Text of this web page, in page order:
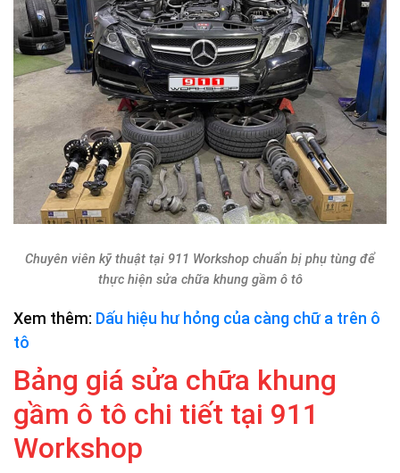
Chuyên viên kỹ thuật tại 911 Workshop chuẩn bị phụ tùng để
thực hiện sửa chữa khung gầm ô tô
Xem thêm: Dấu hiệu hư hỏng của càng chữ a trên ô
tô
Bảng giá sửa chữa khung
gầm ô tô chi tiết tại 911
Workshop